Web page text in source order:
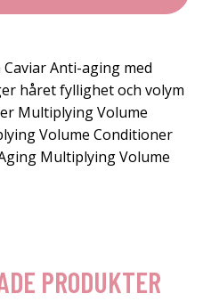
Anti-aging med
håret fyllighet och volym
Multiplying Volume
Volume Conditioner
Multiplying Volume
PRODUKTER